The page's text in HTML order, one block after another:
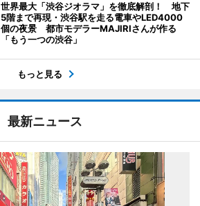
世界最大「渋谷ジオラマ」を徹底解剖！ 地下
5階まで再現・渋谷駅を走る電車やLED4000
個の夜景 都市モデラーMAJIRIさんが作る
「もう一つの渋谷」
もっと見る
最新ニュース